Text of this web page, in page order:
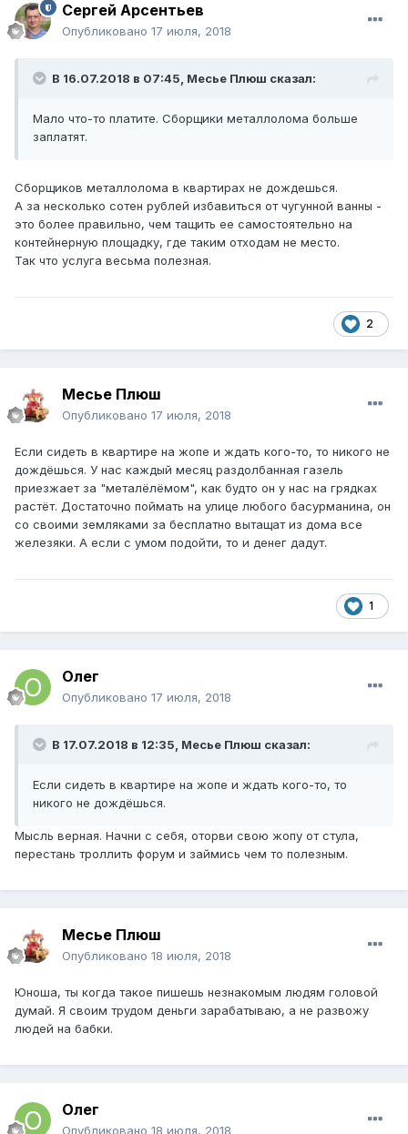
Сергей Арсентьев
Опубликовано 17 июля, 2018
В 16.07.2018 в 07:45, Месье Плюш сказал:
Мало что-то платите. Сборщики металлолома больше
заплатят.
Сборщиков металлолома в квартирах не дождешься.
А за несколько сотен рублей избавиться от чугунной ванны -
это более правильно, чем тащить ее самостоятельно на
контейнерную площадку, где таким отходам не место.
Так что услуга весьма полезная.
2
Месье Плюш
Опубликовано 17 июля, 2018
Если сидеть в квартире на жопе и ждать кого-то, то никого не
дождёшься. У нас каждый месяц раздолбанная газель
приезжает за "металёлёмом", как будто он у нас на грядках
растёт. Достаточно поймать на улице любого басурманина, он
со своими земляками за бесплатно вытащат из дома все
железяки. А если с умом подойти, то и денег дадут.
1
Олег
Опубликовано 17 июля, 2018
В 17.07.2018 в 12:35, Месье Плюш сказал:
Если сидеть в квартире на жопе и ждать кого-то, то
никого не дождёшься.
Мысль верная. Начни с себя, оторви свою жопу от стула,
перестань троллить форум и займись чем то полезным.
Месье Плюш
Опубликовано 18 июля, 2018
Юноша, ты когда такое пишешь незнакомым людям головой
думай. Я своим трудом деньги зарабатываю, а не развожу
людей на бабки.
Олег
Опубликовано 18 июля, 2018